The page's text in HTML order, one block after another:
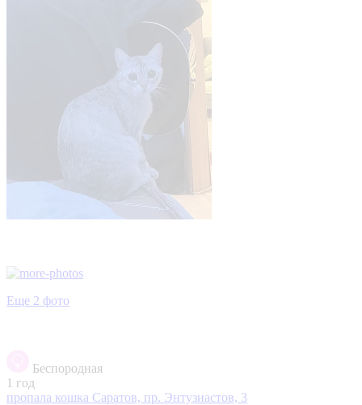
Еще 2 фото
Беспородная
1 год
пропала кошка Саратов, пр. Энтузиастов, 3